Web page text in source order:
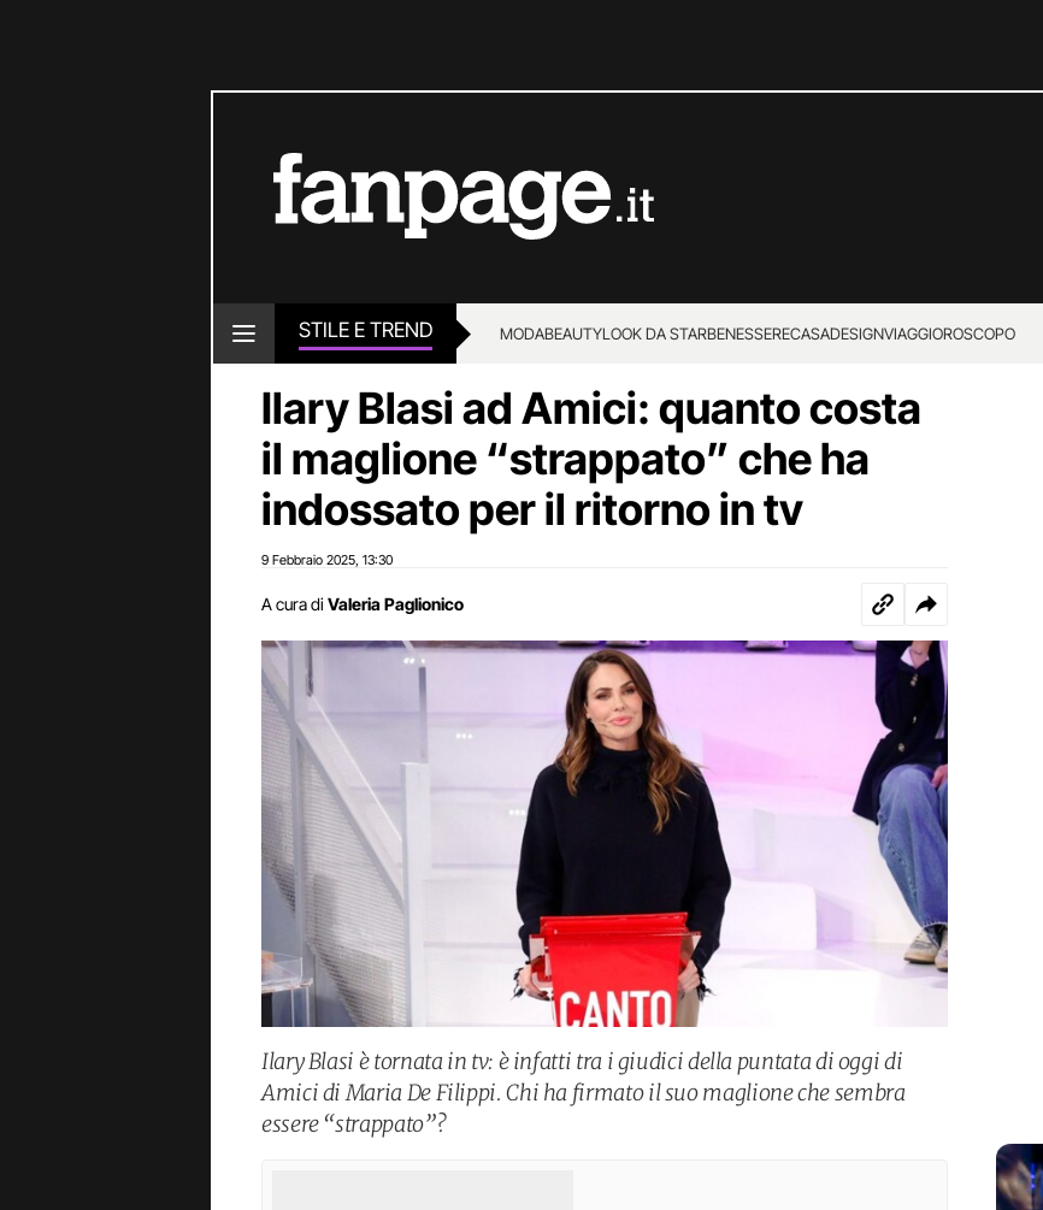
STILE E TREND MODABEAUTYLOOK DA STARBENESSERECASADESIGNVIAGGIOROSCOPO
Ilary Blasi ad Amici: quanto costa
il maglione “strappato” che ha
indossato per il ritorno in tv
9 Febbraio 2025 13:30
A cura di Valeria Paglionico
Ilary Blasi è tornata in tv: è infatti tra i giudici della puntata di oggi di
Amici di Maria De Filippi. Chi ha firmato il suo maglione che sembra
essere “strappato”?